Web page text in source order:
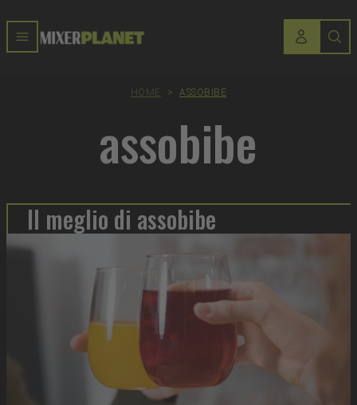
HOME > ASSOBIBE
assobibe
Il meglio di assobibe